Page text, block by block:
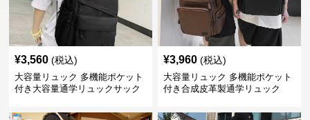
¥3,560 (税込)
大容量リュック 多機能ポケット
付き大容量通学リュックサック
¥3,960 (税込)
大容量リュック 多機能ポケット
付き合成皮革製通学リュック